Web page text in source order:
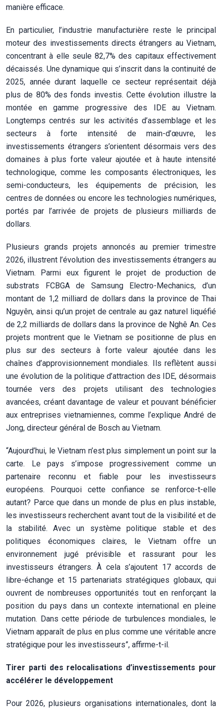
manière efficace.
En particulier, l’industrie manufacturière reste le principal
moteur des investissements directs étrangers au Vietnam,
concentrant à elle seule 82,7% des capitaux effectivement
décaissés. Une dynamique qui s’inscrit dans la continuité de
2025, année durant laquelle ce secteur représentait déjà
plus de 80% des fonds investis. Cette évolution illustre la
montée en gamme progressive des IDE au Vietnam.
Longtemps centrés sur les activités d’assemblage et les
secteurs à forte intensité de main-d’œuvre, les
investissements étrangers s’orientent désormais vers des
domaines à plus forte valeur ajoutée et à haute intensité
technologique, comme les composants électroniques, les
semi-conducteurs, les équipements de précision, les
centres de données ou encore les technologies numériques,
portés par l’arrivée de projets de plusieurs milliards de
dollars.
Plusieurs grands projets annoncés au premier trimestre
2026, illustrent l’évolution des investissements étrangers au
Vietnam. Parmi eux figurent le projet de production de
substrats FCBGA de Samsung Electro-Mechanics, d’un
montant de 1,2 milliard de dollars dans la province de Thai
Nguyên, ainsi qu’un projet de centrale au gaz naturel liquéfié
de 2,2 milliards de dollars dans la province de Nghê An. Ces
projets montrent que le Vietnam se positionne de plus en
plus sur des secteurs à forte valeur ajoutée dans les
chaînes d’approvisionnement mondiales. Ils reflètent aussi
une évolution de la politique d’attraction des IDE, désormais
tournée vers des projets utilisant des technologies
avancées, créant davantage de valeur et pouvant bénéficier
aux entreprises vietnamiennes, comme l’explique André de
Jong, directeur général de Bosch au Vietnam.
“Aujourd’hui, le Vietnam n’est plus simplement un point sur la
carte. Le pays s’impose progressivement comme un
partenaire reconnu et fiable pour les investisseurs
européens. Pourquoi cette confiance se renforce-t-elle
autant? Parce que dans un monde de plus en plus instable,
les investisseurs recherchent avant tout de la visibilité et de
la stabilité. Avec un système politique stable et des
politiques économiques claires, le Vietnam offre un
environnement jugé prévisible et rassurant pour les
investisseurs étrangers. À cela s’ajoutent 17 accords de
libre-échange et 15 partenariats stratégiques globaux, qui
ouvrent de nombreuses opportunités tout en renforçant la
position du pays dans un contexte international en pleine
mutation. Dans cette période de turbulences mondiales, le
Vietnam apparaît de plus en plus comme une véritable ancre
stratégique pour les investisseurs”, affirme-t-il.
Tirer parti des relocalisations d’investissements pour
accélérer le développement
Pour 2026, plusieurs organisations internationales, dont la